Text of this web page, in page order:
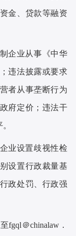
金、贷款等融资
企业从事《中华
违法披露或要求
者从事垄断行为
府定价；违法干
业设置歧视性检
设置行政裁量基
政处罚、行政强
fgql＠chinalaw．